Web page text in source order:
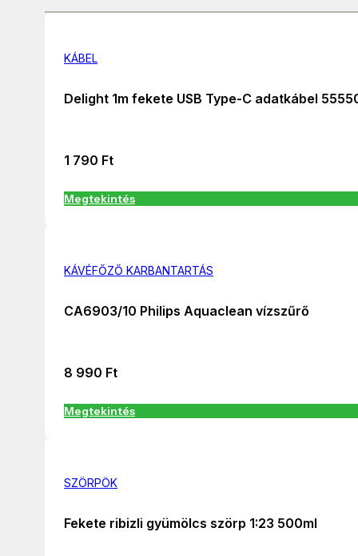
KÁBEL
Delight 1m fekete USB Type-C adatkábel
1 790 Ft
Megtekintés
KÁVÉFŐZŐ KARBANTARTÁS
CA6903/10 Philips Aquaclean vízszűrő
8 990 Ft
Megtekintés
SZÖRPÖK
Fekete ribizli gyümölcs szörp 1:23 500ml